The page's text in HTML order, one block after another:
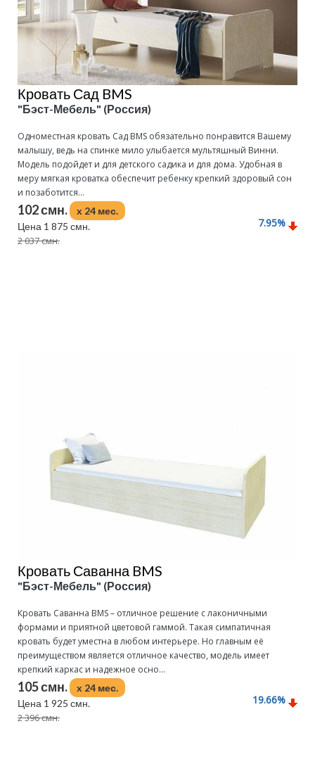
Кровать Сад BMS
"Бэст-Мебель" (Россия)
Одноместная кровать Сад BMS обязательно понравится Вашему
малышу, ведь на спинке мило улыбается мультяшный Винни.
Модель подойдет и для детского садика и для дома. Удобная в
меру мягкая кроватка обеспечит ребенку крепкий здоровый сон
и позаботится...
102 смн.
x 24 мес.
Цена 1 875 смн.
2 037 смн.
7.95%
Кровать Саванна BMS
"Бэст-Мебель" (Россия)
Кровать Саванна BMS – отличное решение с лаконичными
формами и приятной цветовой гаммой. Такая симпатичная
кровать будет уместна в любом интерьере. Но главным её
преимуществом является отличное качество, модель имеет
крепкий каркас и надежное осно...
105 смн.
x 24 мес.
Цена 1 925 смн.
2 396 смн.
19.66%